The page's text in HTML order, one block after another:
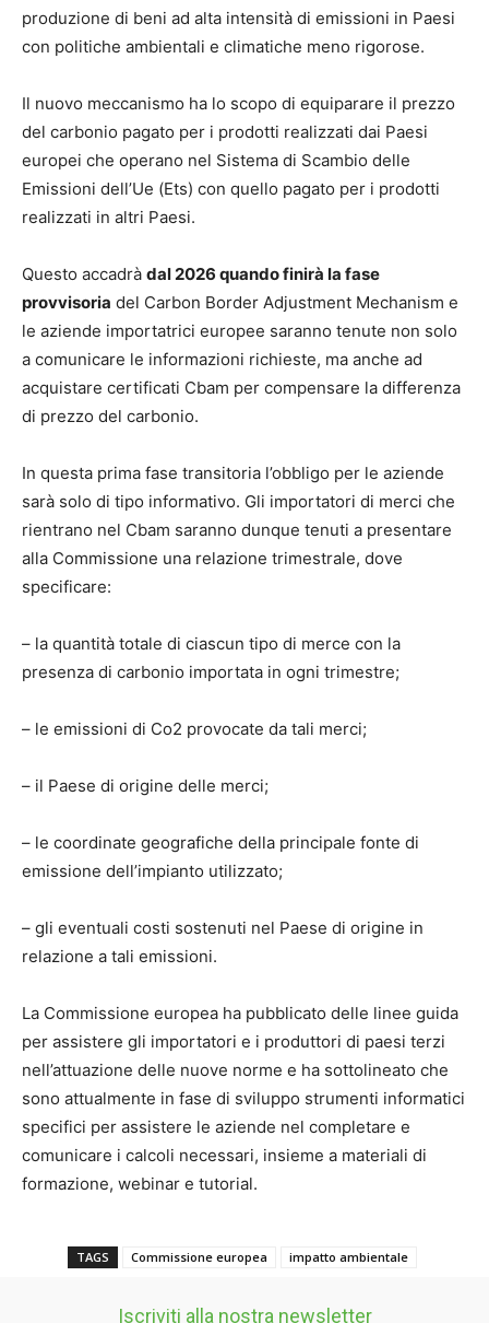
produzione di beni ad alta intensità di emissioni in Paesi
con politiche ambientali e climatiche meno rigorose.
Il nuovo meccanismo ha lo scopo di equiparare il prezzo
del carbonio pagato per i prodotti realizzati dai Paesi
europei che operano nel Sistema di Scambio delle
Emissioni dell’Ue (Ets) con quello pagato per i prodotti
realizzati in altri Paesi.
Questo accadrà dal 2026 quando finirà la fase
provvisoria del Carbon Border Adjustment Mechanism e
le aziende importatrici europee saranno tenute non solo
a comunicare le informazioni richieste, ma anche ad
acquistare certificati Cbam per compensare la differenza
di prezzo del carbonio.
In questa prima fase transitoria l’obbligo per le aziende
sarà solo di tipo informativo. Gli importatori di merci che
rientrano nel Cbam saranno dunque tenuti a presentare
alla Commissione una relazione trimestrale, dove
specificare:
– la quantità totale di ciascun tipo di merce con la
presenza di carbonio importata in ogni trimestre;
– le emissioni di Co2 provocate da tali merci;
– il Paese di origine delle merci;
– le coordinate geografiche della principale fonte di
emissione dell’impianto utilizzato;
– gli eventuali costi sostenuti nel Paese di origine in
relazione a tali emissioni.
La Commissione europea ha pubblicato delle linee guida
per assistere gli importatori e i produttori di paesi terzi
nell’attuazione delle nuove norme e ha sottolineato che
sono attualmente in fase di sviluppo strumenti informatici
specifici per assistere le aziende nel completare e
comunicare i calcoli necessari, insieme a materiali di
formazione, webinar e tutorial.
TAGS Commissione europea impatto ambientale
Iscriviti alla nostra newsletter